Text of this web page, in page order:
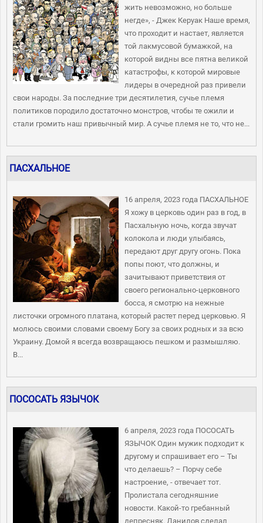
жить невозможно, но больше
негде», - Джек Керуак Наше время,
что проходит и настает, является
той лакмусовой бумажкой, на
которой видны все пятна великой
катастрофы, к которой мировые
лидеры в очередной раз привели
свои народы. За последние три десятилетия, сучье племя
политиков породило достаточно монстров, чтобы те ожили и
стали громить наш привычный мир. А сучье племя не то, что не...
ПАСХАЛЬНОЕ
16 апреля, 2023 года ПАСХАЛЬНОЕ
Я хожу в церковь один раз в год, в
Пасхальную ночь, когда звучат
колокола и люди улыбаясь,
передают друг другу огонь. Пока
попы поют, что должны, и
зачитывают приветствия от
своего регионально-церковного
босса, я смотрю на нежные
листочки огромного платана, который растет перед церковью. Я
молюсь своими словами своему Богу за своих родных и за всю
Украину. Домой я всегда возвращаюсь пешком и размышляю.
В...
ПОСОСАТЬ ЯЗЫЧОК
6 апреля, 2023 года ПОСОСАТЬ
ЯЗЫЧОК Один мужик подходит к
другому и спрашивает его – Ты
что делаешь? – Порчу себе
настроение, - отвечает тот.
Пролистала сегодняшние
новости. Какой-то гребанный
депресняк. Данилов сделал